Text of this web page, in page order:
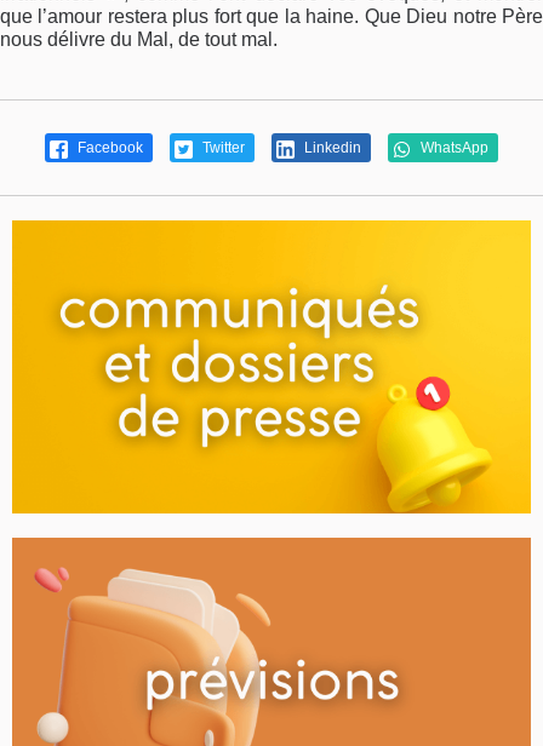
que l’amour restera plus fort que la haine. Que Dieu notre Père
nous délivre du Mal, de tout mal.
Facebook Twitter Linkedin WhatsApp